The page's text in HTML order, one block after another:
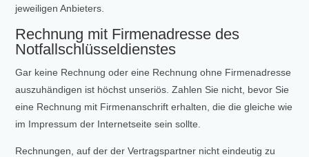
jeweiligen Anbieters.
Rechnung mit Firmenadresse des
Notfallschlüsseldienstes
Gar keine Rechnung oder eine Rechnung ohne Firmenadresse
auszuhändigen ist höchst unseriös. Zahlen Sie nicht, bevor Sie
eine Rechnung mit Firmenanschrift erhalten, die die gleiche wie
im Impressum der Internetseite sein sollte.
Rechnungen, auf der der Vertragspartner nicht eindeutig zu